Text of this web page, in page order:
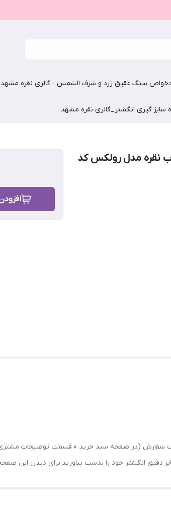
خواص سنگ عقیق زرد و شرف الشمس - گالری نقره مشهد
سایز گیری انگشتر_گالری نقره مشهد
نقره مدل رولکس کد
ثبت سفارش (در صفحه سبد خرید » قسمت توضیحات
دقیق انگشتر خود را بدست بیاورید.برای دیدن این